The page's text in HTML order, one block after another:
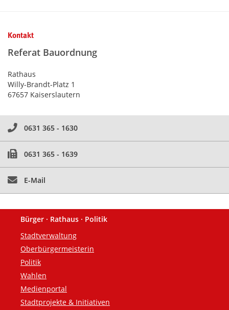
Kontakt
Referat Bauordnung
Rathaus
Willy-Brandt-Platz 1
67657 Kaiserslautern
0631 365 - 1630
0631 365 - 1639
E-Mail
Fußzeile
Bürger · Rathaus · Politik
Stadtverwaltung
Oberbürgermeisterin
Politik
Wahlen
Medienportal
Stadtprojekte & Initiativen